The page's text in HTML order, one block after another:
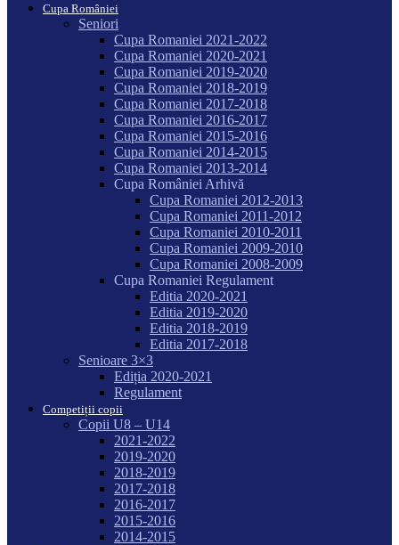
Cupa României
Seniori
Cupa Romaniei 2021-2022
Cupa Romaniei 2020-2021
Cupa Romaniei 2019-2020
Cupa Romaniei 2018-2019
Cupa Romaniei 2017-2018
Cupa Romaniei 2016-2017
Cupa Romaniei 2015-2016
Cupa Romaniei 2014-2015
Cupa Romaniei 2013-2014
Cupa României Arhivă
Cupa Romaniei 2012-2013
Cupa Romaniei 2011-2012
Cupa Romaniei 2010-2011
Cupa Romaniei 2009-2010
Cupa Romaniei 2008-2009
Cupa Romaniei Regulament
Editia 2020-2021
Editia 2019-2020
Editia 2018-2019
Editia 2017-2018
Senioare 3×3
Ediția 2020-2021
Regulament
Competiții copii
Copii U8 – U14
2021-2022
2019-2020
2018-2019
2017-2018
2016-2017
2015-2016
2014-2015